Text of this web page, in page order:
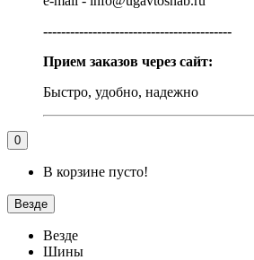
------------------------------------------
Прием заказов через сайт:
Быстро, удобно, надежно
0
В корзине пусто!
Везде
Везде
Шины